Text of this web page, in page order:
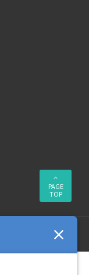
PAGE
TOP